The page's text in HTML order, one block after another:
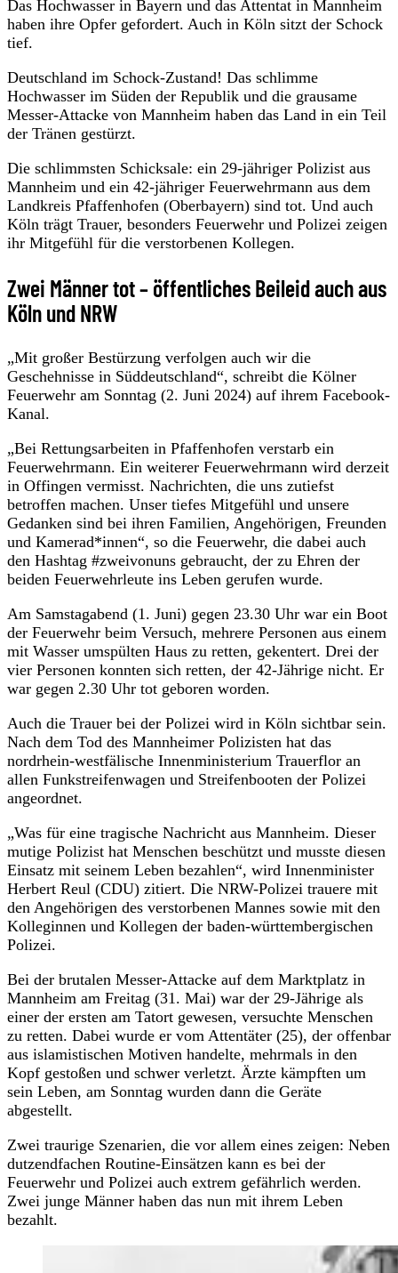
Das Hochwasser in Bayern und das Attentat in Mannheim
haben ihre Opfer gefordert. Auch in Köln sitzt der Schock
tief.
Deutschland im Schock-Zustand! Das schlimme
Hochwasser im Süden der Republik und die grausame
Messer-Attacke von Mannheim haben das Land in ein Teil
der Tränen gestürzt.
Die schlimmsten Schicksale: ein 29-jähriger Polizist aus
Mannheim und ein 42-jähriger Feuerwehrmann aus dem
Landkreis Pfaffenhofen (Oberbayern) sind tot. Und auch
Köln trägt Trauer, besonders Feuerwehr und Polizei zeigen
ihr Mitgefühl für die verstorbenen Kollegen.
Zwei Männer tot – öffentliches Beileid auch aus
Köln und NRW
„Mit großer Bestürzung verfolgen auch wir die
Geschehnisse in Süddeutschland“, schreibt die Kölner
Feuerwehr am Sonntag (2. Juni 2024) auf ihrem Facebook-
Kanal.
„Bei Rettungsarbeiten in Pfaffenhofen verstarb ein
Feuerwehrmann. Ein weiterer Feuerwehrmann wird derzeit
in Offingen vermisst. Nachrichten, die uns zutiefst
betroffen machen. Unser tiefes Mitgefühl und unsere
Gedanken sind bei ihren Familien, Angehörigen, Freunden
und Kamerad*innen“, so die Feuerwehr, die dabei auch
den Hashtag #zweivonuns gebraucht, der zu Ehren der
beiden Feuerwehrleute ins Leben gerufen wurde.
Am Samstagabend (1. Juni) gegen 23.30 Uhr war ein Boot
der Feuerwehr beim Versuch, mehrere Personen aus einem
mit Wasser umspülten Haus zu retten, gekentert. Drei der
vier Personen konnten sich retten, der 42-Jährige nicht. Er
war gegen 2.30 Uhr tot geboren worden.
Auch die Trauer bei der Polizei wird in Köln sichtbar sein.
Nach dem Tod des Mannheimer Polizisten hat das
nordrhein-westfälische Innenministerium Trauerflor an
allen Funkstreifenwagen und Streifenbooten der Polizei
angeordnet.
„Was für eine tragische Nachricht aus Mannheim. Dieser
mutige Polizist hat Menschen beschützt und musste diesen
Einsatz mit seinem Leben bezahlen“, wird Innenminister
Herbert Reul (CDU) zitiert. Die NRW-Polizei trauere mit
den Angehörigen des verstorbenen Mannes sowie mit den
Kolleginnen und Kollegen der baden-württembergischen
Polizei.
Bei der brutalen Messer-Attacke auf dem Marktplatz in
Mannheim am Freitag (31. Mai) war der 29-Jährige als
einer der ersten am Tatort gewesen, versuchte Menschen
zu retten. Dabei wurde er vom Attentäter (25), der offenbar
aus islamistischen Motiven handelte, mehrmals in den
Kopf gestoßen und schwer verletzt. Ärzte kämpften um
sein Leben, am Sonntag wurden dann die Geräte
abgestellt.
Zwei traurige Szenarien, die vor allem eines zeigen: Neben
dutzendfachen Routine-Einsätzen kann es bei der
Feuerwehr und Polizei auch extrem gefährlich werden.
Zwei junge Männer haben das nun mit ihrem Leben
bezahlt.